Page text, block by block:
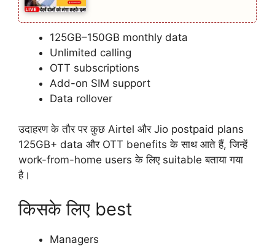
125GB–150GB monthly data
Unlimited calling
OTT subscriptions
Add-on SIM support
Data rollover
उदाहरण के तौर पर कुछ Airtel और Jio postpaid plans
125GB+ data और OTT benefits के साथ आते हैं, जिन्हें
work-from-home users के लिए suitable बताया गया
है।
किसके लिए best
Managers